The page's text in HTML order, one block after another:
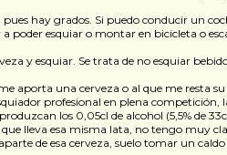
hay grados. Si puedo conducir un
poder esquiar o montar en bicicleta o
y esquiar. Se trata de no esquiar
aporta una cerveza o al que me resta su
profesional en plena competición,
los 0,05cl de alcohol (5,5% de
lleva esa misma lata, no tengo muy
de esa cerveza, suelo tomar un